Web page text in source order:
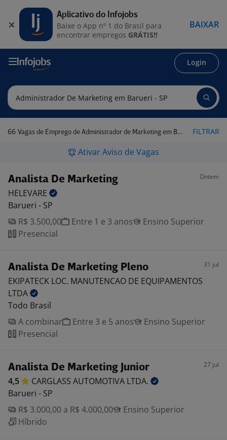
Login
66 Vagas de Emprego de Administrador de Marketing em Barueri - SP FILTRAR
Ativar Aviso de Vagas
Analista De Marketing Ontem
HELEVARE
Barueri - SP
R$ 3.500,00
Entre 1 e 3 anos
Ensino Superior
Presencial
Analista De Marketing Pleno 31 jul
EKIPATECK LOC. MANUTENCAO DE EQUIPAMENTOS
LTDA
Todo Brasil
A combinar
Entre 3 e 5 anos
Ensino Superior
Presencial
Analista De Marketing Junior 27 jul
4,5 CARGLASS AUTOMOTIVA LTDA.
Barueri - SP
R$ 3.000,00 a R$ 4.000,00
Ensino Superior
Híbrido
Aplicativo do Infojobs
Baixe o App nº 1 do Brasil para
encontrar empregos GRÁTIS!!
BAIXAR